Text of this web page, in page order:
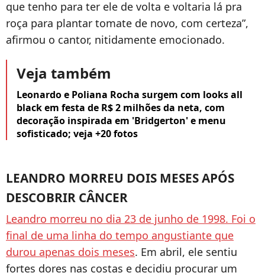
que tenho para ter ele de volta e voltaria lá pra
roça para plantar tomate de novo, com certeza”,
afirmou o cantor, nitidamente emocionado.
Veja também
Leonardo e Poliana Rocha surgem com looks all
black em festa de R$ 2 milhões da neta, com
decoração inspirada em 'Bridgerton' e menu
sofisticado; veja +20 fotos
LEANDRO MORREU DOIS MESES APÓS
DESCOBRIR CÂNCER
Leandro morreu no dia 23 de junho de 1998. Foi o
final de uma linha do tempo angustiante que
durou apenas dois meses. Em abril, ele sentiu
fortes dores nas costas e decidiu procurar um